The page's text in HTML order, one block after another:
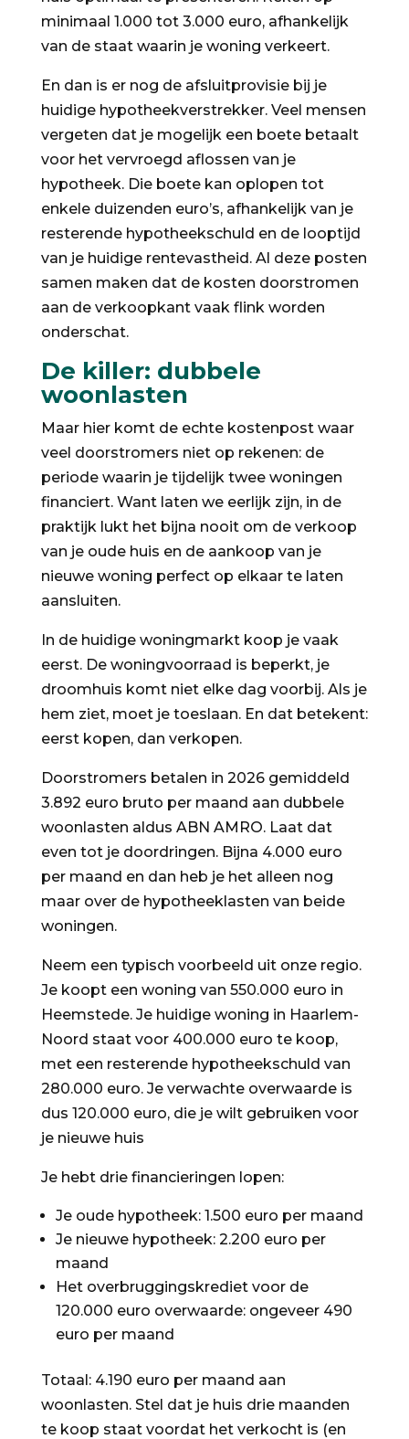
minimaal 1.000 tot 3.000 euro, afhankelijk
van de staat waarin je woning verkeert.
En dan is er nog de afsluitprovisie bij je
huidige hypotheekverstrekker. Veel mensen
vergeten dat je mogelijk een boete betaalt
voor het vervroegd aflossen van je
hypotheek. Die boete kan oplopen tot
enkele duizenden euro’s, afhankelijk van je
resterende hypotheekschuld en de looptijd
van je huidige rentevastheid. Al deze posten
samen maken dat de kosten doorstromen
aan de verkoopkant vaak flink worden
onderschat.
De killer: dubbele
woonlasten
Maar hier komt de echte kostenpost waar
veel doorstromers niet op rekenen: de
periode waarin je tijdelijk twee woningen
financiert. Want laten we eerlijk zijn, in de
praktijk lukt het bijna nooit om de verkoop
van je oude huis en de aankoop van je
nieuwe woning perfect op elkaar te laten
aansluiten.
In de huidige woningmarkt koop je vaak
eerst. De woningvoorraad is beperkt, je
droomhuis komt niet elke dag voorbij. Als je
hem ziet, moet je toeslaan. En dat betekent:
eerst kopen, dan verkopen.
Doorstromers betalen in 2026 gemiddeld
3.892 euro bruto per maand aan dubbele
woonlasten aldus ABN AMRO. Laat dat
even tot je doordringen. Bijna 4.000 euro
per maand en dan heb je het alleen nog
maar over de hypotheeklasten van beide
woningen.
Neem een typisch voorbeeld uit onze regio.
Je koopt een woning van 550.000 euro in
Heemstede. Je huidige woning in Haarlem-
Noord staat voor 400.000 euro te koop,
met een resterende hypotheekschuld van
280.000 euro. Je verwachte overwaarde is
dus 120.000 euro, die je wilt gebruiken voor
je nieuwe huis
Je hebt drie financieringen lopen:
Je oude hypotheek: 1.500 euro per maand
Je nieuwe hypotheek: 2.200 euro per
maand
Het overbruggingskrediet voor de
120.000 euro overwaarde: ongeveer 490
euro per maand
Totaal: 4.190 euro per maand aan
woonlasten. Stel dat je huis drie maanden
te koop staat voordat het verkocht is (en